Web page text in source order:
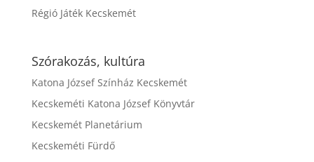
Régió Játék Kecskemét
Szórakozás, kultúra
Katona József Színház Kecskemét
Kecskeméti Katona József Könyvtár
Kecskemét Planetárium
Kecskeméti Fürdő